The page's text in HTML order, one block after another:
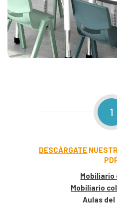
1
DESCÁRGATE
Mobiliario
Mobiliario
Aulas